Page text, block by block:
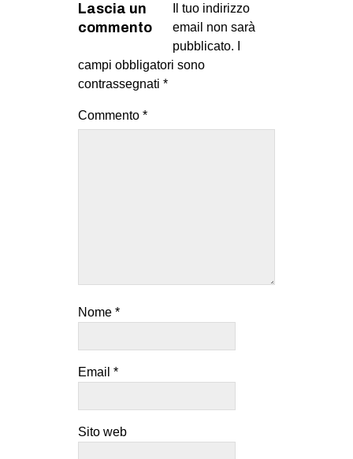
Lascia un
commento
Il tuo indirizzo
email non sarà
pubblicato.
campi obbligatori sono
contrassegnati *
Commento *
Nome *
Email *
Sito web